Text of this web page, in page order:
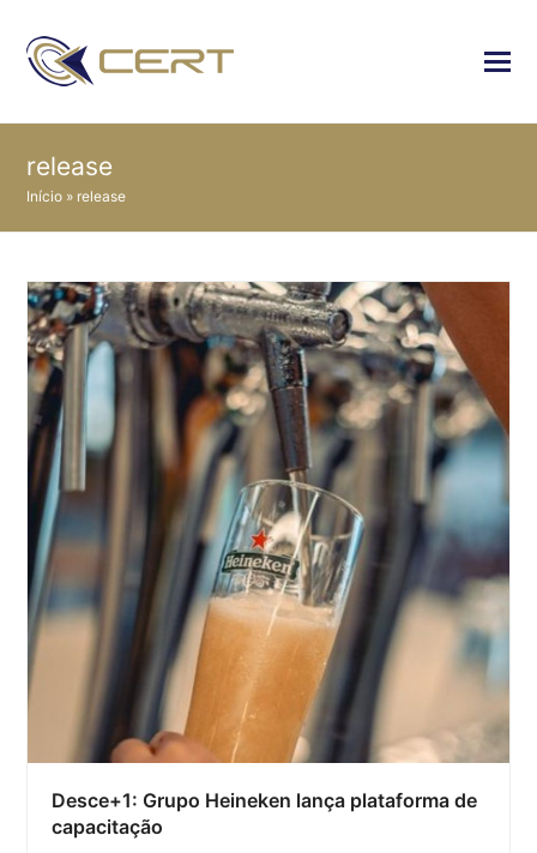
release
Início » release
Desce+1: Grupo Heineken lança plataforma de
capacitação